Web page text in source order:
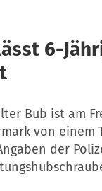
6-
Bub ist am
von einem
der